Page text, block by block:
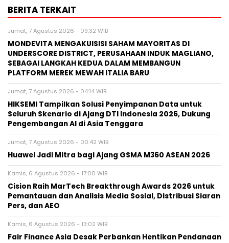
BERITA TERKAIT
Jumat, 7 Agustus 2026 - 09:32 WIB
MONDEVITA MENGAKUISISI SAHAM MAYORITAS DI
UNDERSCORE DISTRICT, PERUSAHAAN INDUK MAGLIANO,
SEBAGAI LANGKAH KEDUA DALAM MEMBANGUN
PLATFORM MEREK MEWAH ITALIA BARU
Jumat, 7 Agustus 2026 - 04:14 WIB
HIKSEMI Tampilkan Solusi Penyimpanan Data untuk
Seluruh Skenario di Ajang DTI Indonesia 2026, Dukung
Pengembangan AI di Asia Tenggara
Jumat, 7 Agustus 2026 - 00:42 WIB
Huawei Jadi Mitra bagi Ajang GSMA M360 ASEAN 2026
Kamis, 6 Agustus 2026 - 17:00 WIB
Cision Raih MarTech Breakthrough Awards 2026 untuk
Pemantauan dan Analisis Media Sosial, Distribusi Siaran
Pers, dan AEO
Kamis, 6 Agustus 2026 - 13:02 WIB
Fair Finance Asia Desak Perbankan Hentikan Pendanaan